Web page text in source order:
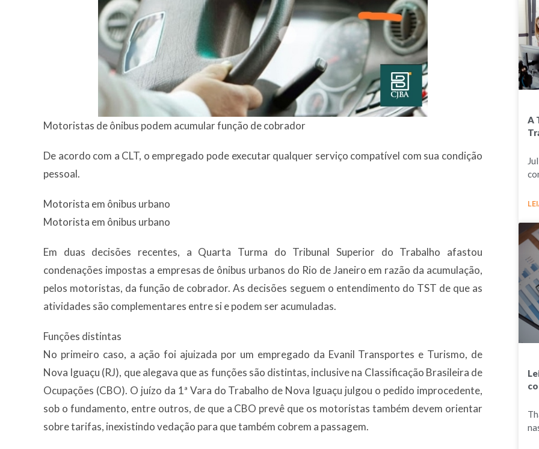
Motoristas de ônibus podem acumular função de cobrador
De acordo com a CLT, o empregado pode executar qualquer serviço compatível com sua condição
pessoal.
Motorista em ônibus urbano
Motorista em ônibus urbano
Em duas decisões recentes, a Quarta Turma do Tribunal Superior do Trabalho afastou
condenações impostas a empresas de ônibus urbanos do Rio de Janeiro em razão da acumulação,
pelos motoristas, da função de cobrador. As decisões seguem o entendimento do TST de que as
atividades são complementares entre si e podem ser acumuladas.
Funções distintas
No primeiro caso, a ação foi ajuizada por um empregado da Evanil Transportes e Turismo, de
Nova Iguaçu (RJ), que alegava que as funções são distintas, inclusive na Classificação Brasileira de
Ocupações (CBO). O juízo da 1ª Vara do Trabalho de Nova Iguaçu julgou o pedido improcedente,
sob o fundamento, entre outros, de que a CBO prevê que os motoristas também devem orientar
sobre tarifas, inexistindo vedação para que também cobrem a passagem.
A